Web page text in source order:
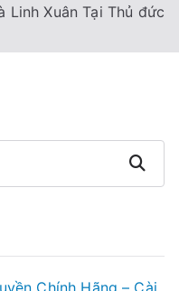
Linh Xuân Tại Thủ đức
Tìm
kiếm